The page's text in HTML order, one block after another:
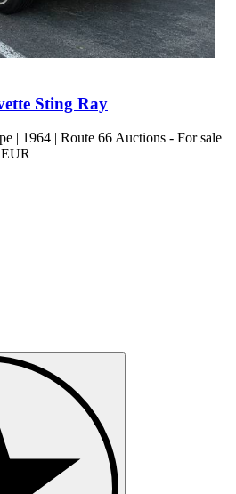
Sting Ray
| 1964 | Route 66 Auctions - For sale